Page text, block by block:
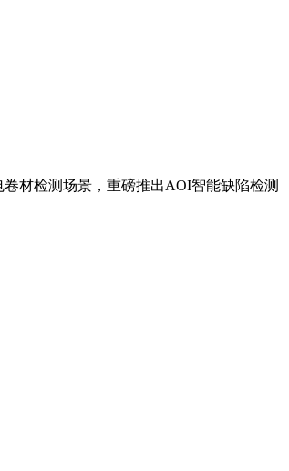
材检测场景，重磅推出AOI智能缺陷检测